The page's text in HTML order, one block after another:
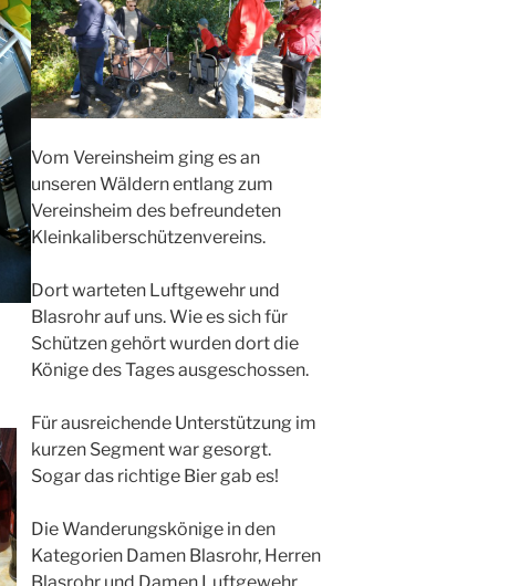
Vom Vereinsheim ging es an
unseren Wäldern entlang zum
Vereinsheim des befreundeten
Kleinkaliberschützenvereins.
Dort warteten Luftgewehr und
Blasrohr auf uns. Wie es sich für
Schützen gehört wurden dort die
Könige des Tages ausgeschossen.
Für ausreichende Unterstützung im
kurzen Segment war gesorgt.
Sogar das richtige Bier gab es!
Die Wanderungskönige in den
Kategorien Damen Blasrohr, Herren